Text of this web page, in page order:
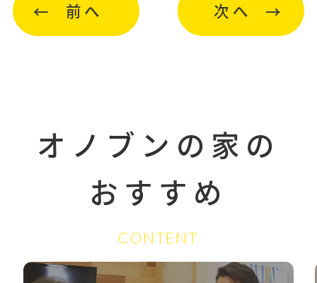
前へ 次へ
オノブンの家の
おすすめ
CONTENT